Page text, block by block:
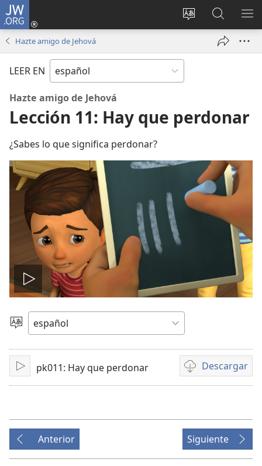
JW.ORG
Cambiar
del sitio
Iniciar
sesión
nueva
en
jw.org
Hazte amigo de Jehová
LEER EN
Hazte amigo de Jehová
Lección 11: Hay que perdonar
¿Sabes lo que significa perdonar?
Reproducir
video
Elegir
idioma
Reproducir
pk011: Hay que perdonar Descargar
Opciones
de
video
Anterior Siguiente